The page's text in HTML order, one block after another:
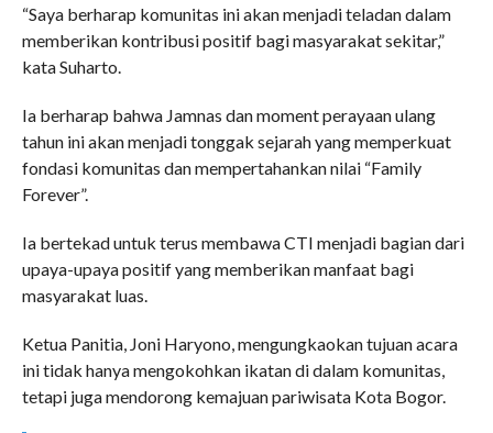
“Saya berharap komunitas ini akan menjadi teladan dalam
memberikan kontribusi positif bagi masyarakat sekitar,”
kata Suharto.
Ia berharap bahwa Jamnas dan moment perayaan ulang
tahun ini akan menjadi tonggak sejarah yang memperkuat
fondasi komunitas dan mempertahankan nilai “Family
Forever”.
Ia bertekad untuk terus membawa CTI menjadi bagian dari
upaya-upaya positif yang memberikan manfaat bagi
masyarakat luas.
Ketua Panitia, Joni Haryono, mengungkaokan tujuan acara
ini tidak hanya mengokohkan ikatan di dalam komunitas,
tetapi juga mendorong kemajuan pariwisata Kota Bogor.